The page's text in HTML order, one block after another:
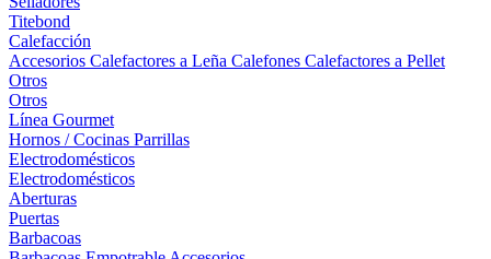
Titebond
Calefacción
Accesorios Calefactores a Leña Calefones Calefactores a Pellet
Otros
Otros
Línea Gourmet
Hornos / Cocinas Parrillas
Electrodomésticos
Electrodomésticos
Aberturas
Puertas
Barbacoas